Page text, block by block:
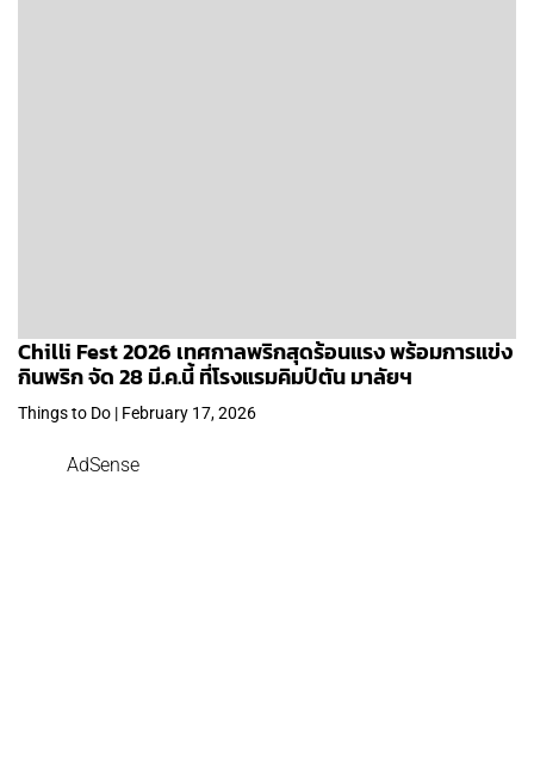
Chilli Fest 2026 เทศกาลพริกสุดร้อนแรง พร้อมการแข่ง
กินพริก จัด 28 มี.ค.นี้ ที่โรงแรมคิมป์ตัน มาลัยฯ
Things to Do | February 17, 2026
AdSense